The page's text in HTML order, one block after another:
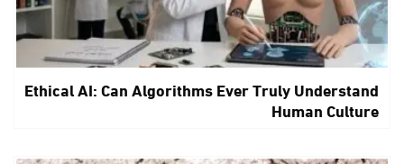
Ethical AI: Can Algorithms Ever Truly Understand
Human Culture